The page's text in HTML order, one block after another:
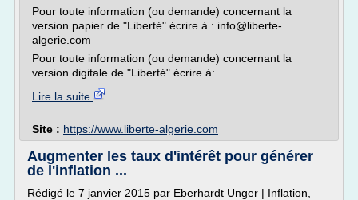
Pour toute information (ou demande) concernant la
version papier de "Liberté" écrire à : info@liberte-
algerie.com
Pour toute information (ou demande) concernant la
version digitale de "Liberté" écrire à:...
Lire la suite
Site : https://www.liberte-algerie.com
Augmenter les taux d'intérêt pour générer
de l'inflation ...
Rédigé le 7 janvier 2015 par Eberhardt Unger | Inflation,